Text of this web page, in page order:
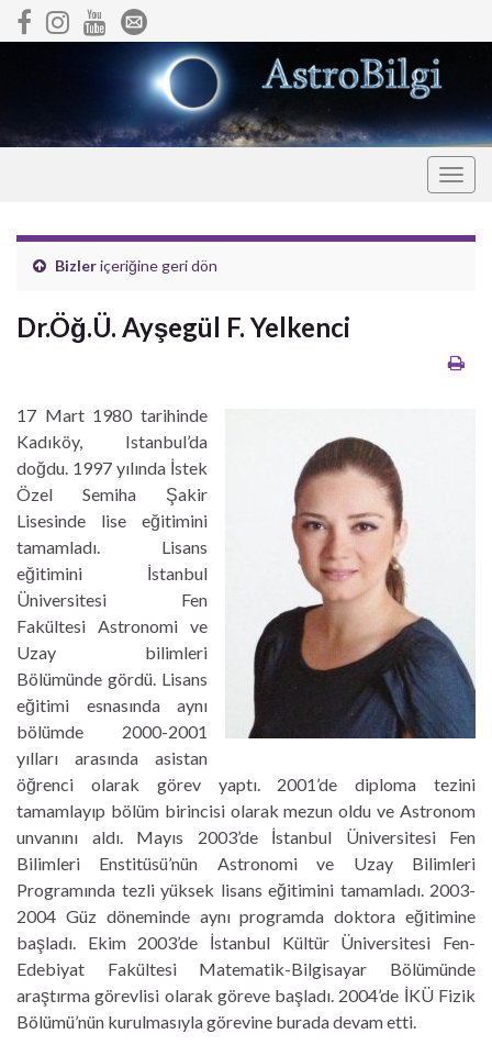
Bizleriçeriğine geri dön
Dr.Öğ.Ü. Ayşegül F. Yelkenci
17 Mart 1980 tarihinde
Kadıköy, Istanbul’da
doğdu. 1997 yılında İstek
Özel Semiha Şakir
Lisesinde lise eğitimini
tamamladı. Lisans
eğitimini İstanbul
Üniversitesi Fen
Fakültesi Astronomi ve
Uzay bilimleri
Bölümünde gördü. Lisans
eğitimi esnasında aynı
bölümde 2000-2001
yılları arasında asistan
öğrenci olarak görev yaptı. 2001’de diploma tezini
tamamlayıp bölüm birincisi olarak mezun oldu ve Astronom
unvanını aldı. Mayıs 2003’de İstanbul Üniversitesi Fen
Bilimleri Enstitüsü’nün Astronomi ve Uzay Bilimleri
Programında tezli yüksek lisans eğitimini tamamladı. 2003-
2004 Güz döneminde aynı programda doktora eğitimine
başladı. Ekim 2003’de İstanbul Kültür Üniversitesi Fen-
Edebiyat Fakültesi Matematik-Bilgisayar Bölümünde
araştırma görevlisi olarak göreve başladı. 2004’de İKÜ Fizik
Bölümü’nün kurulmasıyla görevine burada devam etti.